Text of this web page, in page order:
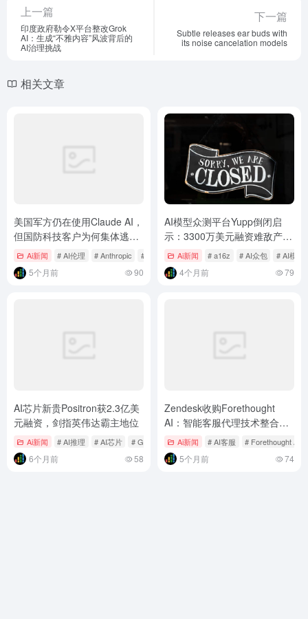
上一篇
印度政府勒令X平台整改Grok
AI：生成“不雅内容”风波背后的
AI治理挑战
下一篇
Subtle releases ear buds with
its noise cancelation models
相关文章
美国军方仍在使用Claude AI，
但国防科技客户为何集体逃
离？Ai新闻 # AI伦理 # Anthropic # Claude AI
5个月前 90
AI模型众测平台Yupp倒闭启
示：3300万美元融资难敌产品
市场契合度缺失，AI赛道竞争
加剧
Ai新闻 # a16z # AI众包 # AI模型
4个月前 79
AI芯片新贵Positron获2.3亿美
元融资，剑指英伟达霸主地位
Ai新闻 # AI推理 # AI芯片 # GPU替代方案
6个月前 58
Zendesk收购Forethought
AI：智能客服代理技术整合加
速，AI客服赛道格局生变
Ai新闻 # AI客服 # Forethought AI
5个月前 74